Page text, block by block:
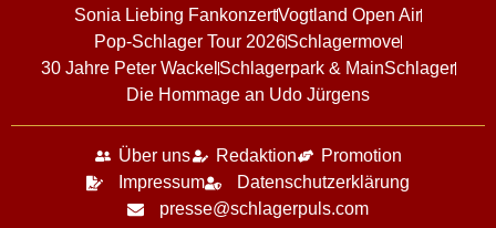
Sonia Liebing FankonzertVogtland Open Air
Pop-Schlager Tour 2026Schlagermove
30 Jahre Peter Wackel Schlagerpark & MainSchlager
Die Hommage an Udo Jürgens
Über uns Redaktion
Promotion
Impressum
Datenschutzerklärung
presse@schlagerpuls.com